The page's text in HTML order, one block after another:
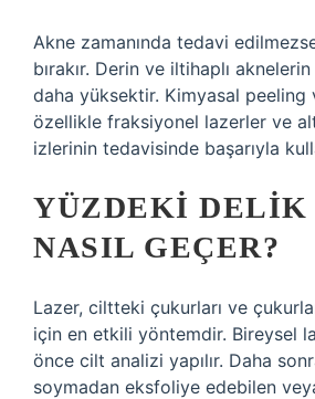
Akne zamanında tedavi
bırakır. Derin ve iltihaplı
daha yüksektir. Kimyasal peeling
özellikle fraksiyonel lazerler ve
izlerinin tedavisinde başarıyla
YÜZDEKI
NASIL GEÇER?
Lazer, ciltteki çukurları ve
için en etkili yöntemdir. Bireysel
önce cilt analizi yapılır. Daha
soymadan eksfoliye edebilen